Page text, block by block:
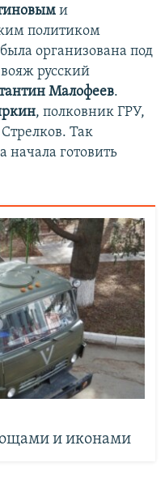
и
политиком
организована под
русский
Малофеев.
, полковник ГРУ,
Так
начала готовить
и иконами